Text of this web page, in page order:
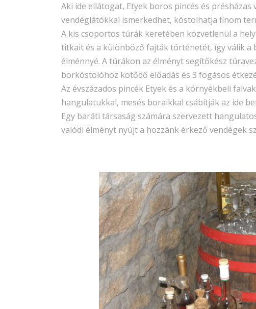
Aki ide ellátogat, Etyek boros pincés és
vendéglátókkal ismerkedhet, kóstolhatja finom
A kis csoportos túrák keretében közvetlenül a
titkait és a különböző fajták történetét, így válik a
élménnyé. A túrákon az élményt segítőkész
borkóstolóhoz kötődő előadás és 3 fogásos
Az évszázados pincék Etyek és a környékbeli
hangulatukkal, mesés boraikkal csábítják az ide
Egy baráti társaság számára szervezett
valódi élményt nyújt a hozzánk érkező vendégek